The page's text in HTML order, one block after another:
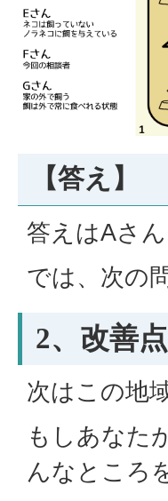
【答え】
答えはAさ
では、次の
2、改善
次はこの地
もしあなた
んなところ